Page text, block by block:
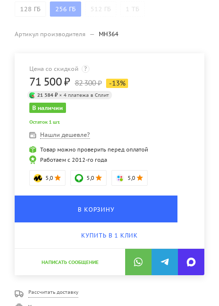
128 ГБ 256 ГБ 512 ГБ 1 ТБ
Артикул производителя — MH364
Цена со скидкой ?
71 500₽ 82 300₽ -13%
21 584 ₽ × 4 платежа в Сплит
В наличии
Остаток 1 шт.
Нашли дешевле?
Товар можно проверить перед оплатой
Работаем с 2012-го года
5,0 5,0 5,0
В КОРЗИНУ
КУПИТЬ В 1 КЛИК
НАПИСАТЬ СООБЩЕНИЕ
Рассчитать доставку